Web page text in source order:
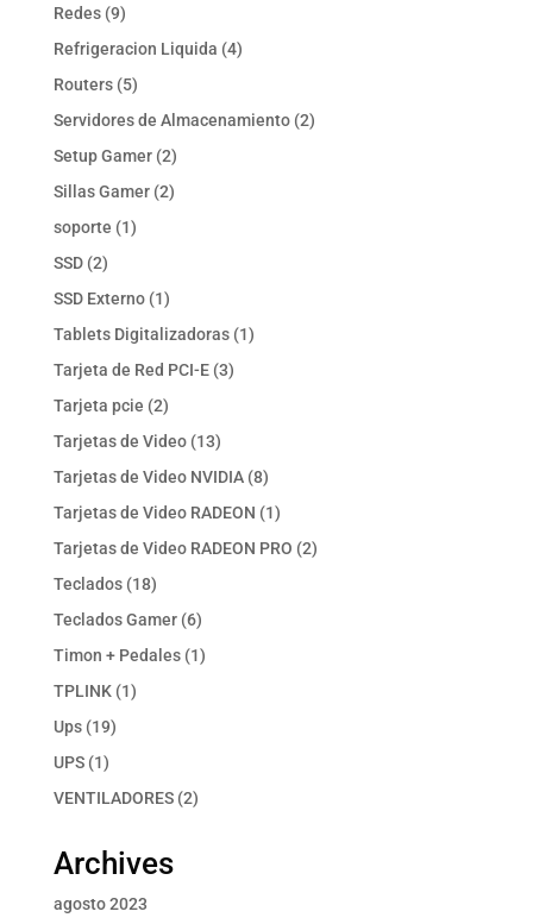
Redes 99
productos
Refrigeracion Liquida 44
Routers 55
productos
Servidores de Almacenamiento 22
Setup Gamer 22
productos
Sillas Gamer 22
soporte 11
SSD 22
productos
SSD Externo 11
producto
Tablets Digitalizadoras 11
Tarjeta de Red PCI-E 33
Tarjeta pcie 22
productos
Tarjetas de Video 1313
productos
Tarjetas de Video NVIDIA 88
productos
Tarjetas de Video RADEON 11
producto
Tarjetas de Video RADEON PRO 22
Teclados 1818
productos
Teclados Gamer 66
productos
Timon + Pedales 11
TPLINK 11
Ups 1919
UPS 11
producto
VENTILADORES 22
Archives
agosto 2023